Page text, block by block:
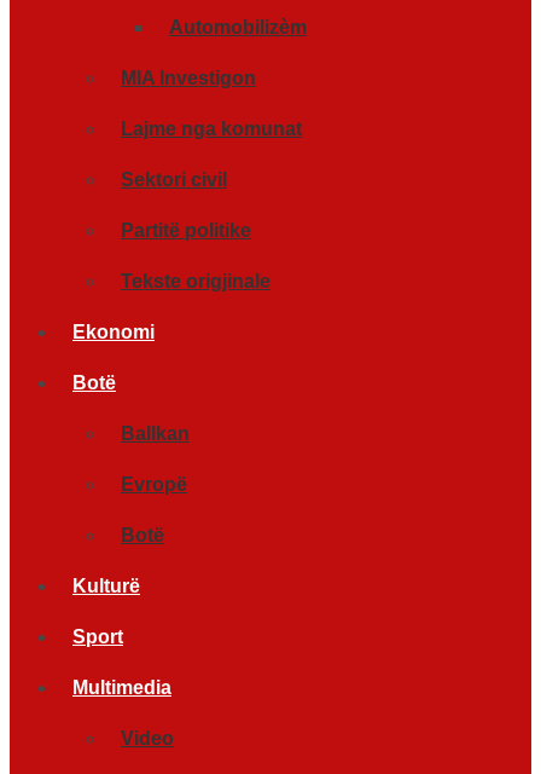
Automobilizèm
MIA Investigon
Lajme nga komunat
Sektori civil
Partitë politike
Tekste origjinale
Ekonomi
Botë
Ballkan
Evropë
Botë
Kulturë
Sport
Multimedia
Video